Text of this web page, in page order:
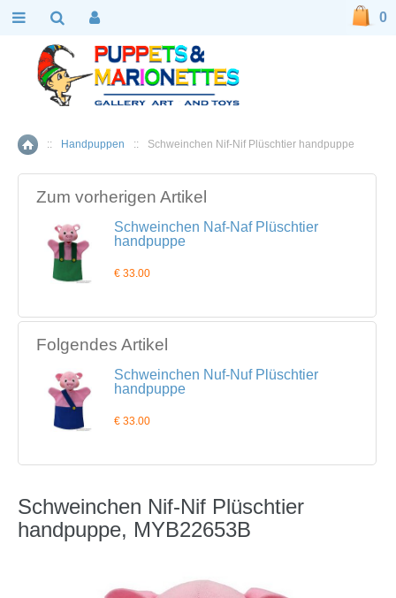
Home
:: Handpuppen :: Schweinchen Nif-Nif Plüschtier handpuppe
Zum vorherigen Artikel
Schweinchen Naf-Naf Plüschtier
handpuppe
€ 33.00
Folgendes Artikel
Schweinchen Nuf-Nuf Plüschtier
handpuppe
€ 33.00
Schweinchen Nif-Nif Plüschtier
handpuppe, MYB22653B
0